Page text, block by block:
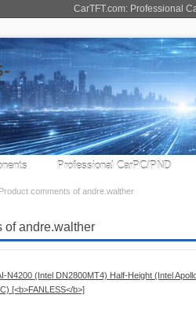
CarTFT.com: Professional
Professional CarPC/PND
comments of andre.walther
of andre.walther